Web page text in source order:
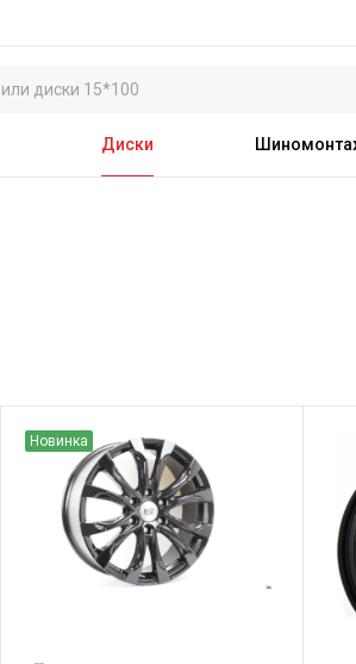
Диски
Новинка